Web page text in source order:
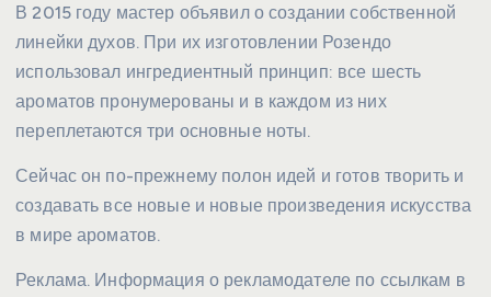
В 2015 году мастер объявил о создании собственной
линейки духов. При их изготовлении Розендо
использовал ингредиентный принцип: все шесть
ароматов пронумерованы и в каждом из них
переплетаются три основные ноты.
Сейчас он по-прежнему полон идей и готов творить и
создавать все новые и новые произведения искусства
в мире ароматов.
Реклама. Информация о рекламодателе по ссылкам в